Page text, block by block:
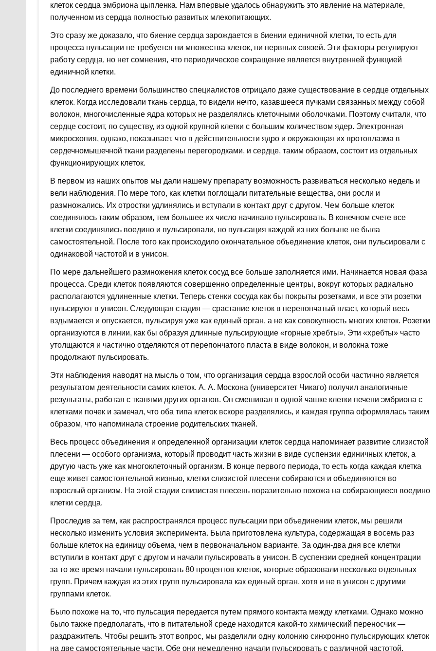
клеток сердца эмбриона цыпленка. Нам впервые удалось обнаружить это явление на материале,
полученном из сердца полностью развитых млекопитающих.
Это сразу же доказало, что биение сердца зарождается в биении единичной клетки, то есть для
процесса пульсации не требуется ни множества клеток, ни нервных связей. Эти факторы регулируют
работу сердца, но нет сомнения, что периодическое сокращение является внутренней функцией
единичной клетки.
До последнего времени большинство специалистов отрицало даже существование в сердце отдельных
клеток. Когда исследовали ткань сердца, то видели нечто, казавшееся пучками связанных между собой
волокон, многочисленные ядра которых не разделялись клеточными оболочками. Поэтому считали, что
сердце состоит, по существу, из одной крупной клетки с большим количеством ядер. Электронная
микроскопия, однако, показывает, что в действительности ядро и окружающая их протоплазма в
сердечномышечной ткани разделены перегородками, и сердце, таким образом, состоит из отдельных
функционирующих клеток.
В первом из наших опытов мы дали нашему препарату возможность развиваться несколько недель и
вели наблюдения. По мере того, как клетки поглощали питательные вещества, они росли и
размножались. Их отростки удлинялись и вступали в контакт друг с другом. Чем больше клеток
соединялось таким образом, тем большее их число начинало пульсировать. В конечном счете все
клетки соединялись воедино и пульсировали, но пульсация каждой из них больше не была
самостоятельной. После того как происходило окончательное объединение клеток, они пульсировали с
одинаковой частотой и в унисон.
По мере дальнейшего размножения клеток сосуд все больше заполняется ими. Начинается новая фаза
процесса. Среди клеток появляются совершенно определенные центры, вокруг которых радиально
располагаются удлиненные клетки. Теперь стенки сосуда как бы покрыты розетками, и все эти розетки
пульсируют в унисон. Следующая стадия — срастание клеток в перепончатый пласт, который весь
вздымается и опускается, пульсируя уже как единый орган, а не как совокупность многих клеток. Розетки
организуются в линии, как бы образуя длинные пульсирующие «горные хребты». Эти «хребты» часто
утолщаются и частично отделяются от перепончатого пласта в виде волокон, и волокна тоже
продолжают пульсировать.
Эти наблюдения наводят на мысль о том, что организация сердца взрослой особи частично является
результатом деятельности самих клеток. А. А. Москона (университет Чикаго) получил аналогичные
результаты, работая с тканями других органов. Он смешивал в одной чашке клетки печени эмбриона с
клетками почек и замечал, что оба типа клеток вскоре разделялись, и каждая группа оформлялась таким
образом, что напоминала строение родительских тканей.
Весь процесс объединения и определенной организации клеток сердца напоминает развитие слизистой
плесени — особого организма, который проводит часть жизни в виде суспензии единичных клеток, а
другую часть уже как многоклеточный организм. В конце первого периода, то есть когда каждая клетка
еще живет самостоятельной жизнью, клетки слизистой плесени собираются и объединяются во
взрослый организм. На этой стадии слизистая плесень поразительно похожа на собирающиеся воедино
клетки сердца.
Проследив за тем, как распространялся процесс пульсации при объединении клеток, мы решили
несколько изменить условия эксперимента. Была приготовлена культура, содержащая в восемь раз
больше клеток на единицу объема, чем в первоначальном варианте. За один-два дня все клетки
вступили в контакт друг с другом и начали пульсировать в унисон. В суспензии средней концентрации
за то же время начали пульсировать 80 процентов клеток, которые образовали несколько отдельных
групп. Причем каждая из этих групп пульсировала как единый орган, хотя и не в унисон с другими
группами клеток.
Было похоже на то, что пульсация передается путем прямого контакта между клетками. Однако можно
было также предполагать, что в питательной среде находится какой-то химический переносчик —
раздражитель. Чтобы решить этот вопрос, мы разделили одну колонию синхронно пульсирующих клеток
на две самостоятельные части. Обе они немедленно начали пульсировать с различной частотой,